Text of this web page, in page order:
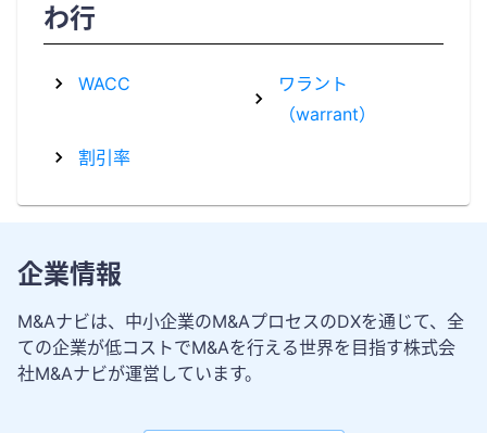
わ行
WACC
ワラント
（warrant）
割引率
企業情報
M&Aナビは、中小企業のM&AプロセスのDXを通じて、全
ての企業が低コストでM&Aを行える世界を目指す株式会
社M&Aナビが運営しています。